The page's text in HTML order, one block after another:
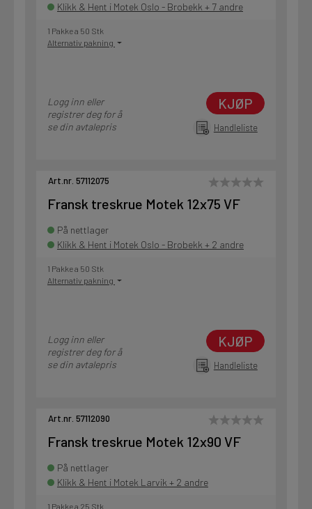
Klikk & Hent i Motek Oslo - Brobekk + 7 andre
1 Pakke a 50 Stk
Alternativ pakning
Logg inn eller
registrer deg for å
se din avtalepris
KJØP
Handleliste
Art.nr. 57112075
Fransk treskrue Motek 12x75 VF
På nettlager
Klikk & Hent i Motek Oslo - Brobekk + 2 andre
1 Pakke a 50 Stk
Alternativ pakning
Logg inn eller
registrer deg for å
se din avtalepris
KJØP
Handleliste
Art.nr. 57112090
Fransk treskrue Motek 12x90 VF
På nettlager
Klikk & Hent i Motek Larvik + 2 andre
1 Pakke a 25 Stk